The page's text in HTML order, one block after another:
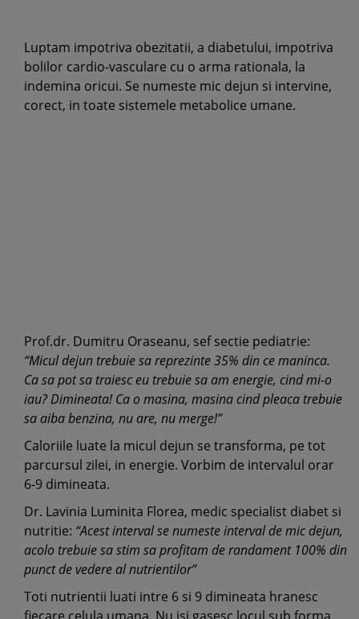
Luptam impotriva obezitatii, a diabetului, impotriva
bolilor cardio-vasculare cu o arma rationala, la
indemina oricui. Se numeste mic dejun si intervine,
corect, in toate sistemele metabolice umane.
Prof.dr. Dumitru Oraseanu, sef sectie pediatrie:
“Micul dejun trebuie sa reprezinte 35% din ce maninca.
Ca sa pot sa traiesc eu trebuie sa am energie, cind mi-o
iau? Dimineata! Ca o masina, masina cind pleaca trebuie
sa aiba benzina, nu are, nu merge!”
Caloriile luate la micul dejun se transforma, pe tot
parcursul zilei, in energie. Vorbim de intervalul orar
6-9 dimineata.
Dr. Lavinia Luminita Florea, medic specialist diabet si
nutritie: “Acest interval se numeste interval de mic dejun,
acolo trebuie sa stim sa profitam de randament 100% din
punct de vedere al nutrientilor”
Toti nutrientii luati intre 6 si 9 dimineata hranesc